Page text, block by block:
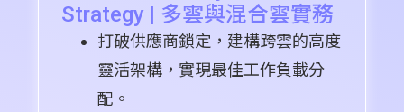
Strategy | 多雲與混合雲實務
打破供應商鎖定，建構跨雲的高度
靈活架構，實現最佳工作負載分
配。